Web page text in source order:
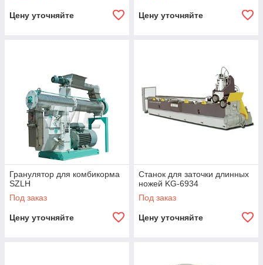
Цену уточняйте Цену уточняйте
Гранулятор для комбикорма
SZLH
Под заказ
Цену уточняйте
Станок для заточки длинных
ножей KG-6934
Под заказ
Цену уточняйте